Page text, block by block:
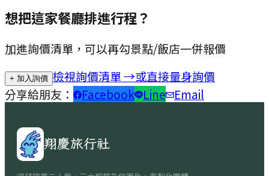
想把這家餐廳排進行程？
加進詢價清單，可以再勾景點/飯店一併報價
+ 加入詢價 檢視詢價清單 →或直接量身詢價
分享給朋友：
Facebook Line Email
翔慶旅行社